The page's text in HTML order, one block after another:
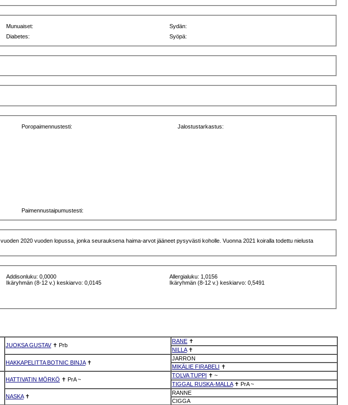
Munuaiset:
Sydän:
Diabetes: Syöpä:
Poropaimennustesti: Jalostustarkastus:
Paimennustaipumustesti:
2020 vuoden lopussa, jonka seurauksena haima-arvot jääneet pysyvästi koholle. Vuonna 2021 koiralla todettu nielusta
Addisonluku: 0,0000
Ikäryhmän (8-12 v.) keskiarvo: 0,0145
Allergialuku: 1,0156
Ikäryhmän (8-12 v.) keskiarvo: 0,5491
JUOKSA GUSTAV✝ Prb
RANE ✝
NILLA✝
HAKKAPELITTA BOTNIC BINJA✝
JARRON
MIKÄLIE FIRABELI ✝
HATTIVATIN MÖRKÖ ✝ PrA ~
TOLVA TUPPI ✝ ~
TIGGAL RUSKA-MALLA✝ PrA ~
NASKA✝
RANNE
CIGGA